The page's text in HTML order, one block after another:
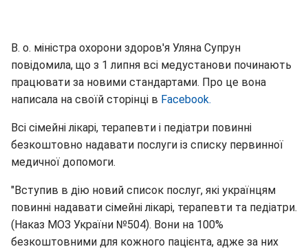
В. о. міністра охорони здоров'я Уляна Супрун
повідомила, що з 1 липня всі медустанови починають
працювати за новими стандартами. Про це вона
написала на своїй сторінці в Facebook.
Всі сімейні лікарі, терапевти і педіатри повинні
безкоштовно надавати послуги із списку первинної
медичної допомоги.
"Вступив в дію новий список послуг, які українцям
повинні надавати сімейні лікарі, терапевти та педіатри.
(Наказ МОЗ України №504). Вони на 100%
безкоштовними для кожного пацієнта, адже за них